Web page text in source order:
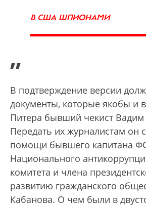
В США ШПИОНАМИ
”
В подтверждение версии
документы, которые якобы и
Питера бывший чекист Вадим
Передать их журналистам он
помощи бывшего капитана
Национального
комитета и члена
развитию гражданского
Кабанова. О чем были в